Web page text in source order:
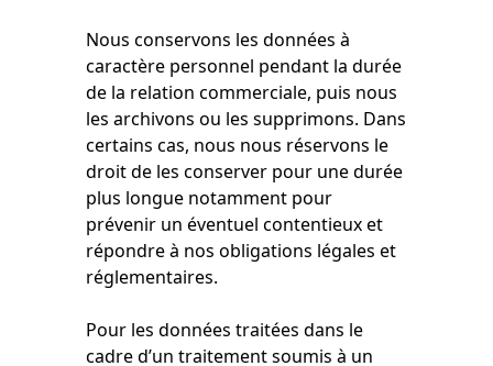
Nous conservons les données à
caractère personnel pendant la durée
de la relation commerciale, puis nous
les archivons ou les supprimons. Dans
certains cas, nous nous réservons le
droit de les conserver pour une durée
plus longue notamment pour
prévenir un éventuel contentieux et
répondre à nos obligations légales et
réglementaires.
Pour les données traitées dans le
cadre d’un traitement soumis à un